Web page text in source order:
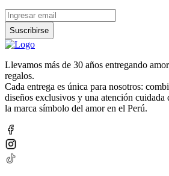
Suscribirse
Llevamos más de 30 años entregando
regalos.
Cada entrega es única para nosotros:
diseños exclusivos y una atención cuidada
la marca símbolo del amor en el Perú.